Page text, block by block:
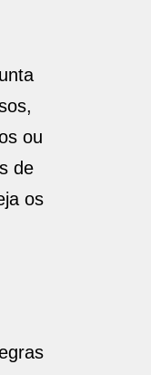
ou
de
os